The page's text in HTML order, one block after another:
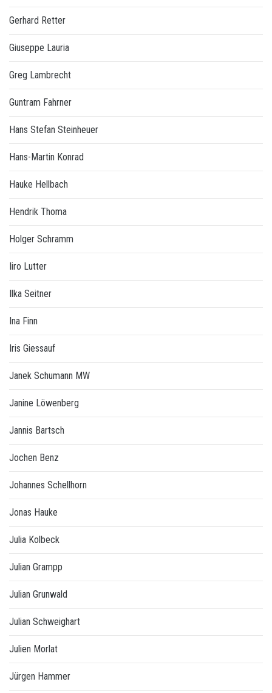
Gerhard Retter
Giuseppe Lauria
Greg Lambrecht
Guntram Fahrner
Hans Stefan Steinheuer
Hans-Martin Konrad
Hauke Hellbach
Hendrik Thoma
Holger Schramm
Iiro Lutter
Ilka Seitner
Ina Finn
Iris Giessauf
Janek Schumann MW
Janine Löwenberg
Jannis Bartsch
Jochen Benz
Johannes Schellhorn
Jonas Hauke
Julia Kolbeck
Julian Grampp
Julian Grunwald
Julian Schweighart
Julien Morlat
Jürgen Hammer